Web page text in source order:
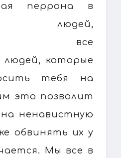
перрона в
людей,
все
людей, которые
тебя на
это позволит
ненавистную
обвинять их у
Мы все в